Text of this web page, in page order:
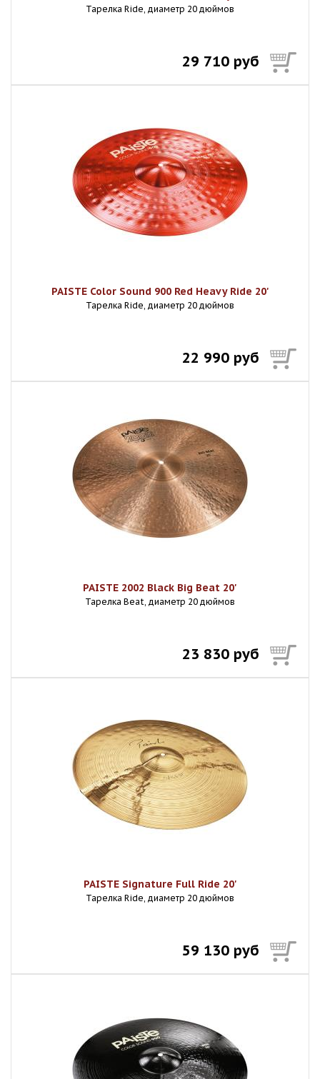
Тарелка Ride, диаметр 20 дюймов
29 710 руб
PAISTE Color Sound 900 Red Heavy Ride 20'
Тарелка Ride, диаметр 20 дюймов
22 990 руб
PAISTE 2002 Black Big Beat 20'
Тарелка Beat, диаметр 20 дюймов
23 830 руб
PAISTE Signature Full Ride 20'
Тарелка Ride, диаметр 20 дюймов
59 130 руб